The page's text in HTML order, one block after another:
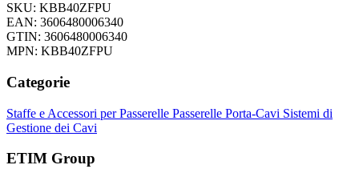
SKU: KBB40ZFPU
EAN: 3606480006340
GTIN: 3606480006340
MPN: KBB40ZFPU
Categorie
Staffe e Accessori per Passerelle Passerelle Porta-Cavi Sistemi di
Gestione dei Cavi
ETIM Group